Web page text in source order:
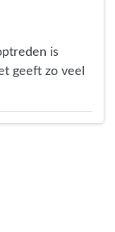
is
geeft zo veel